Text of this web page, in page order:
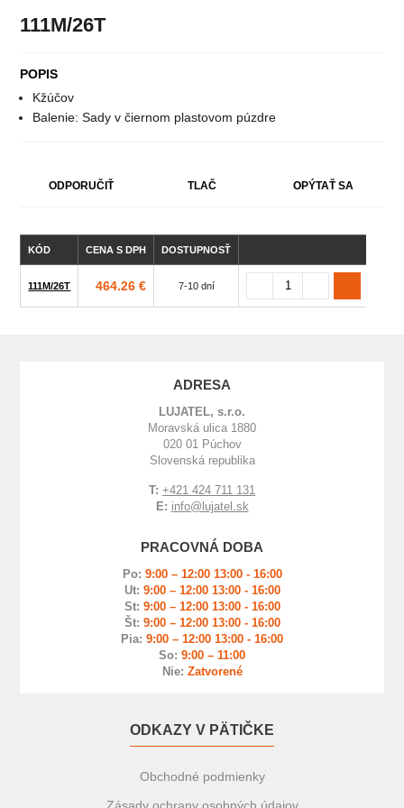
111M/26T
POPIS
Kžúčov
Balenie: Sady v čiernom plastovom púzdre
ODPORUČIŤ TLAČ OPÝTAŤ SA
KÓD CENA S DPH DOSTUPNOSŤ
111M/26T 464.26 € 7-10 dní
ADRESA
LUJATEL, s.r.o.
Moravská ulica 1880
020 01 Púchov
Slovenská republika
T: +421 424 711 131
E: info@lujatel.sk
PRACOVNÁ DOBA
Po: 9:00 – 12:00 13:00 - 16:00
Ut: 9:00 – 12:00 13:00 - 16:00
St: 9:00 – 12:00 13:00 - 16:00
Št: 9:00 – 12:00 13:00 - 16:00
Pia: 9:00 – 12:00 13:00 - 16:00
So: 9:00 – 11:00
Nie: Zatvorené
ODKAZY V PÄTIČKE
Obchodné podmienky
Zásady ochrany osobných údajov